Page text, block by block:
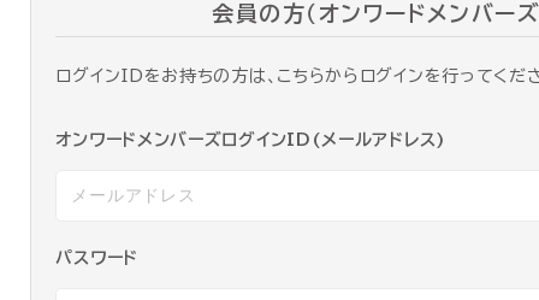
会員の方（オンワードメンバーズ
ログインIDをお持ちの方は、こちらからログインを行ってくだ
オンワードメンバーズログインID(メールアドレス)
パスワード